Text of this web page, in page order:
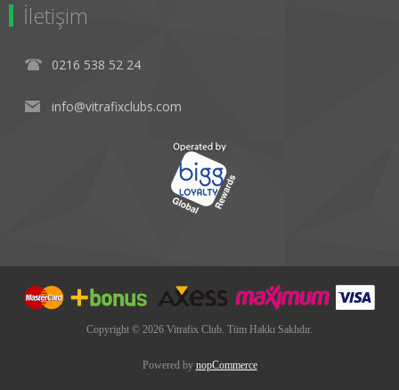
İletişim
0216 538 52 24
info@vitrafixclubs.com
Copyright © 2026 Vitrafix Club. Tüm Hakkı Saklıdır.
Powered by nopCommerce